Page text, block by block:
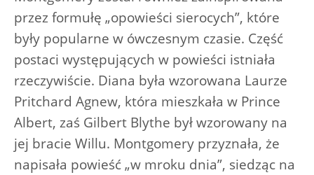
przez formułę „opowieści sierocych”, które
były popularne w ówczesnym czasie. Część
postaci występujących w powieści istniała
rzeczywiście. Diana była wzorowana Laurze
Pritchard Agnew, która mieszkała w Prince
Albert, zaś Gilbert Blythe był wzorowany na
jej bracie Willu. Montgomery przyznała, że
napisała powieść „w mroku dnia”, siedząc na